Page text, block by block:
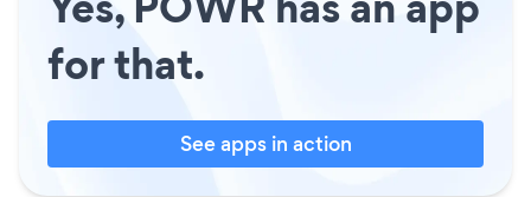
for that.
See apps in action